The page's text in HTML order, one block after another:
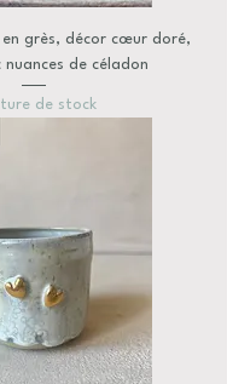
grès, décor cœur doré,
nuances de céladon
de stock